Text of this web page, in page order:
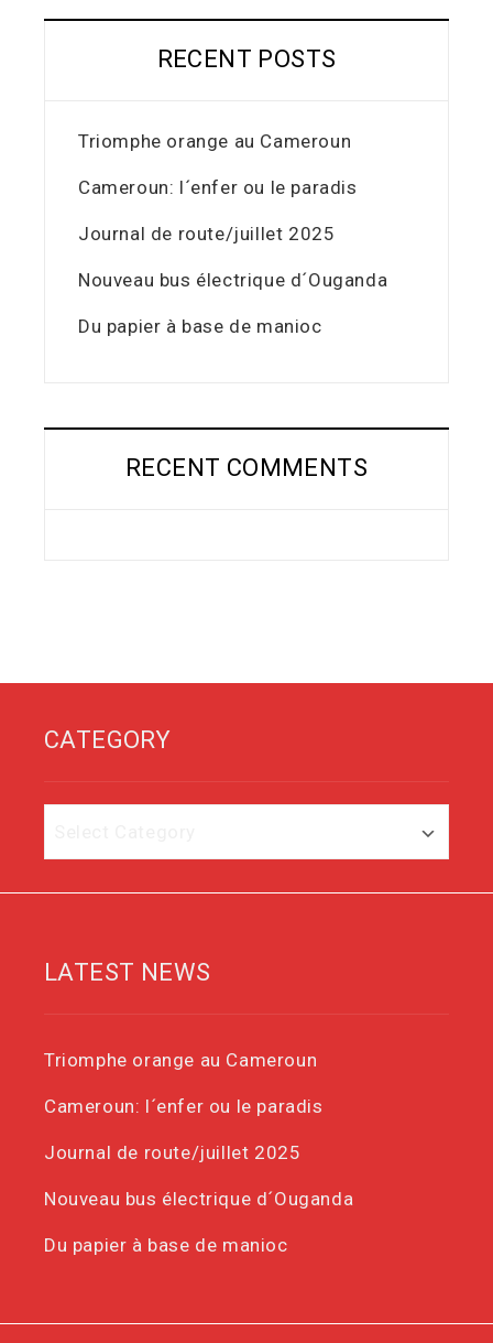
RECENT POSTS
Triomphe orange au Cameroun
Cameroun: l´enfer ou le paradis
Journal de route/juillet 2025
Nouveau bus électrique d´Ouganda
Du papier à base de manioc
RECENT COMMENTS
CATEGORY
LATEST NEWS
Triomphe orange au Cameroun
Cameroun: l´enfer ou le paradis
Journal de route/juillet 2025
Nouveau bus électrique d´Ouganda
Du papier à base de manioc